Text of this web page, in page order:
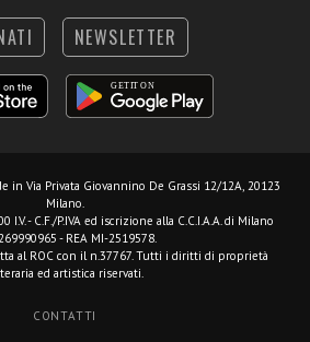
NEWSLETTER
in Via Privata Giovannino De Grassi 12/12A, 20123
Milano.
I.V. - C.F./P.IVA ed iscrizione alla C.C.I.A.A. di Milano
- REA MI-2519578.
al ROC con il n.37767. Tutti i diritti di proprietà
ed artistica riservati.
CONTATTI